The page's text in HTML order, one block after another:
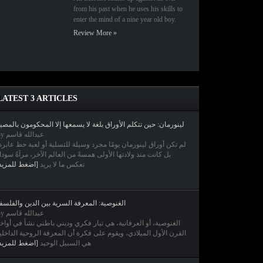
from his past when he uses his skills to
enter the mind of a nine year old boy.
Review More »
3 ARTICLES
لينورمان: حين تتكلم الأوراق بلغة لا يسمعها إلا المحكومون
By عبدالله قاسم
لم تكن أوراق لينورمان يومًا مجرد وسيلة للتسلية أو لعبة حظ
بل كانت منذ ولادتها الأولى همسةً من العالم الآخر، مرآةً
تعكس ما لا يريد [اضغط
الغنوصية: المعرفة السرية بين الدين
By عبدالله قاسم
الغنوصية، أو العرفانية، هي تيار فكري وديني باطني نشأ في
القرن الأول الميلادي، ويقوم على فكرة أن المعرفة الروحية
هي السبيل الوحيد [اضغط